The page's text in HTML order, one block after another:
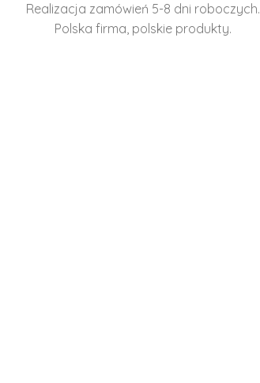
Realizacja zamówień 5-8 dni roboczych.
Polska firma, polskie produkty.